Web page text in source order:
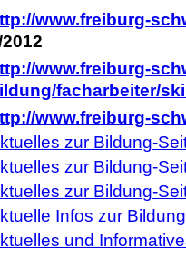
www.freiburg-
www.freiburg-
facharbeiter/
www.freiburg-
zur Bildung-
zur Bildung-
zur Bildung-
Infos zur
und